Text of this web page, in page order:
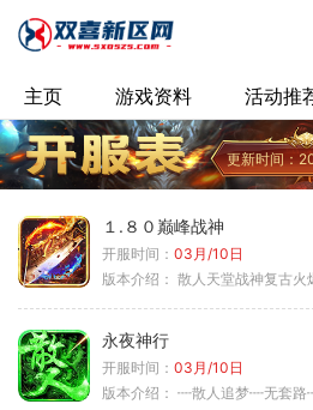
主页 游戏资料 活动推
更新时间：
１.８０巅峰战神
开服时间： 03月/10日
版本介绍： 散人天堂战神复古火
永夜神行
开服时间： 03月/10日
版本介绍： ┉散人追梦┉无套